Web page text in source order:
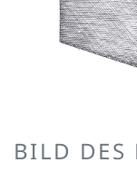
BILD DES